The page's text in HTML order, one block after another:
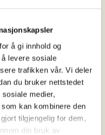
å gi innhold og
levere sosiale
trafikken vår. Vi deler
du bruker nettstedet
medier,
kan kombinere den
tilgjengelig for dem,
din bruk av